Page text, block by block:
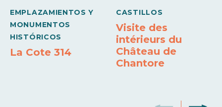
EMPLAZAMIENTOS Y
MONUMENTOS
HISTÓRICOS
La Cote 314
CASTILLOS
Visite des
intérieurs du
Château de
Chantore